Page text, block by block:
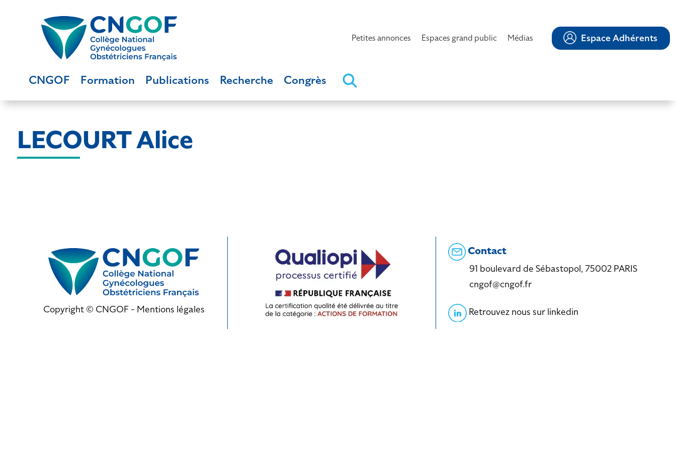
Petites annonces Espaces grand public Médias Espace Adhérents
CNGOF Formation Publications Recherche Congrès
LECOURT Alice
Copyright © CNGOF - Mentions légales
Contact
91 boulevard de Sébastopol, 75002 PARIS
cngof@cngof.fr
Retrouvez nous sur linkedin